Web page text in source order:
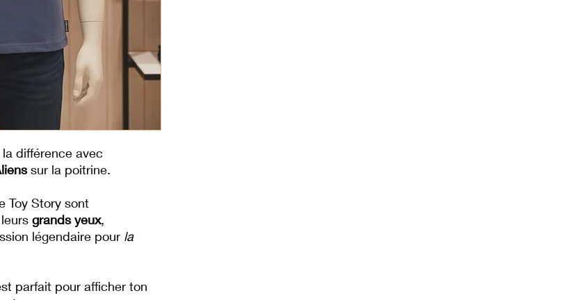
différence avec
sur la poitrine.
Toy Story sont
grands yeux,
légendaire pour la
parfait pour afficher ton